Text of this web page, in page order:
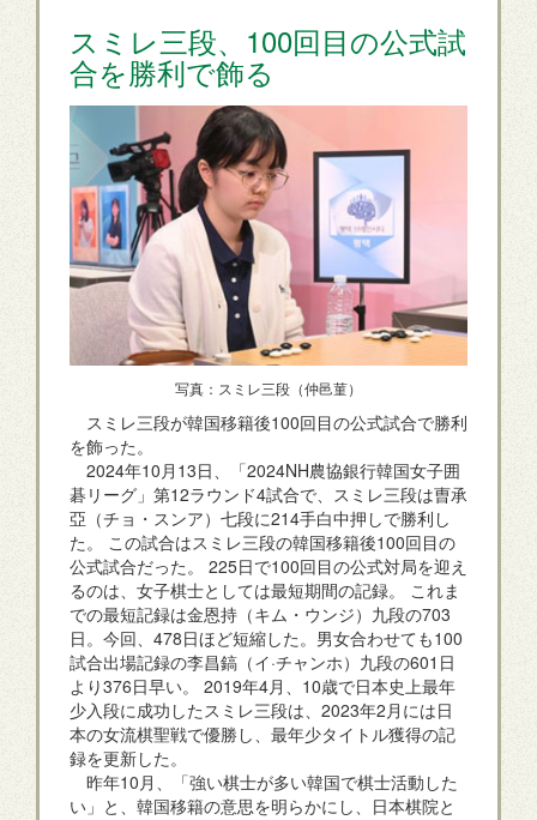
スミレ三段、100回目の公式試
合を勝利で飾る
写真：スミレ三段（仲邑菫）
スミレ三段が韓国移籍後100回目の公式試合で勝利
を飾った。
2024年10月13日、「2024NH農協銀行韓国女子囲
碁リーグ」第12ラウンド4試合で、スミレ三段は曺承
亞（チョ・スンア）七段に214手白中押しで勝利し
た。 この試合はスミレ三段の韓国移籍後100回目の
公式試合だった。 225日で100回目の公式対局を迎え
るのは、女子棋士としては最短期間の記録。 これま
での最短記録は金恩持（キム・ウンジ）九段の703
日。今回、478日ほど短縮した。男女合わせても100
試合出場記録の李昌鎬（イ·チャンホ）九段の601日
より376日早い。 2019年4月、10歳で日本史上最年
少入段に成功したスミレ三段は、2023年2月には日
本の女流棋聖戦で優勝し、最年少タイトル獲得の記
録を更新した。
昨年10月、「強い棋士が多い韓国で棋士活動した
い」と、韓国移籍の意思を明らかにし、日本棋院と